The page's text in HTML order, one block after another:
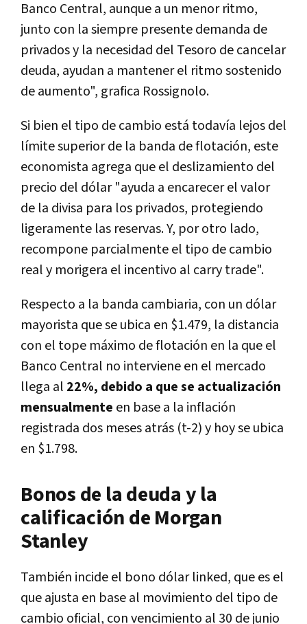
Banco Central, aunque a un menor ritmo,
junto con la siempre presente demanda de
privados y la necesidad del Tesoro de cancelar
deuda, ayudan a mantener el ritmo sostenido
de aumento", grafica Rossignolo.
Si bien el tipo de cambio está todavía lejos del
límite superior de la banda de flotación, este
economista agrega que el deslizamiento del
precio del dólar "ayuda a encarecer el valor
de la divisa para los privados, protegiendo
ligeramente las reservas. Y, por otro lado,
recompone parcialmente el tipo de cambio
real y morigera el incentivo al carry trade".
Respecto a la banda cambiaria, con un dólar
mayorista que se ubica en $1.479, la distancia
con el tope máximo de flotación en la que el
Banco Central no interviene en el mercado
llega al 22%, debido a que se actualización
mensualmente en base a la inflación
registrada dos meses atrás (t-2) y hoy se ubica
en $1.798.
Bonos de la deuda y la
calificación de Morgan
Stanley
También incide el bono dólar linked, que es el
que ajusta en base al movimiento del tipo de
cambio oficial, con vencimiento al 30 de junio